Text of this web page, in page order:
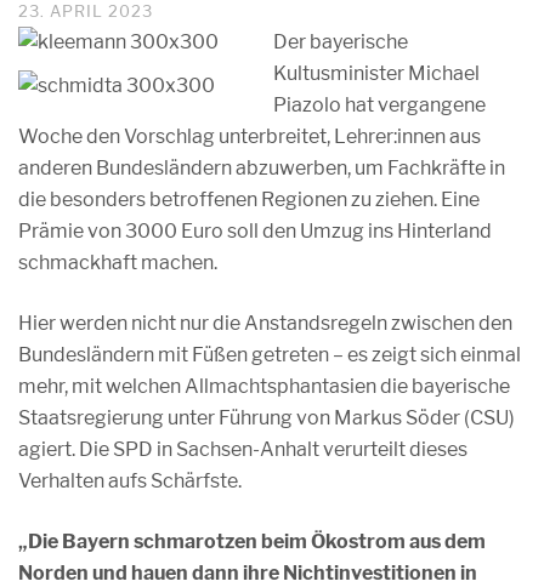
23. APRIL 2023
Der bayerische
Kultusminister Michael
Piazolo hat vergangene
Woche den Vorschlag unterbreitet, Lehrer:innen aus
anderen Bundesländern abzuwerben, um Fachkräfte in
die besonders betroffenen Regionen zu ziehen. Eine
Prämie von 3000 Euro soll den Umzug ins Hinterland
schmackhaft machen.
Hier werden nicht nur die Anstandsregeln zwischen den
Bundesländern mit Füßen getreten – es zeigt sich einmal
mehr, mit welchen Allmachtsphantasien die bayerische
Staatsregierung unter Führung von Markus Söder (CSU)
agiert. Die SPD in Sachsen-Anhalt verurteilt dieses
Verhalten aufs Schärfste.
„Die Bayern schmarotzen beim Ökostrom aus dem
Norden und hauen dann ihre Nichtinvestitionen in